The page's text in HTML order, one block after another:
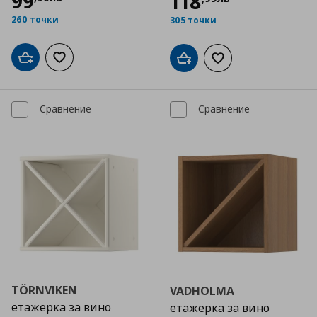
260 точки
Добави в кошницата
Добави към списъка с любими
305 точки
Добави в кошницата
Добави към
Сравнение
TÖRNVIKEN
етажерка за вино
Сравнение
VADHOLMA
етажерка за вино